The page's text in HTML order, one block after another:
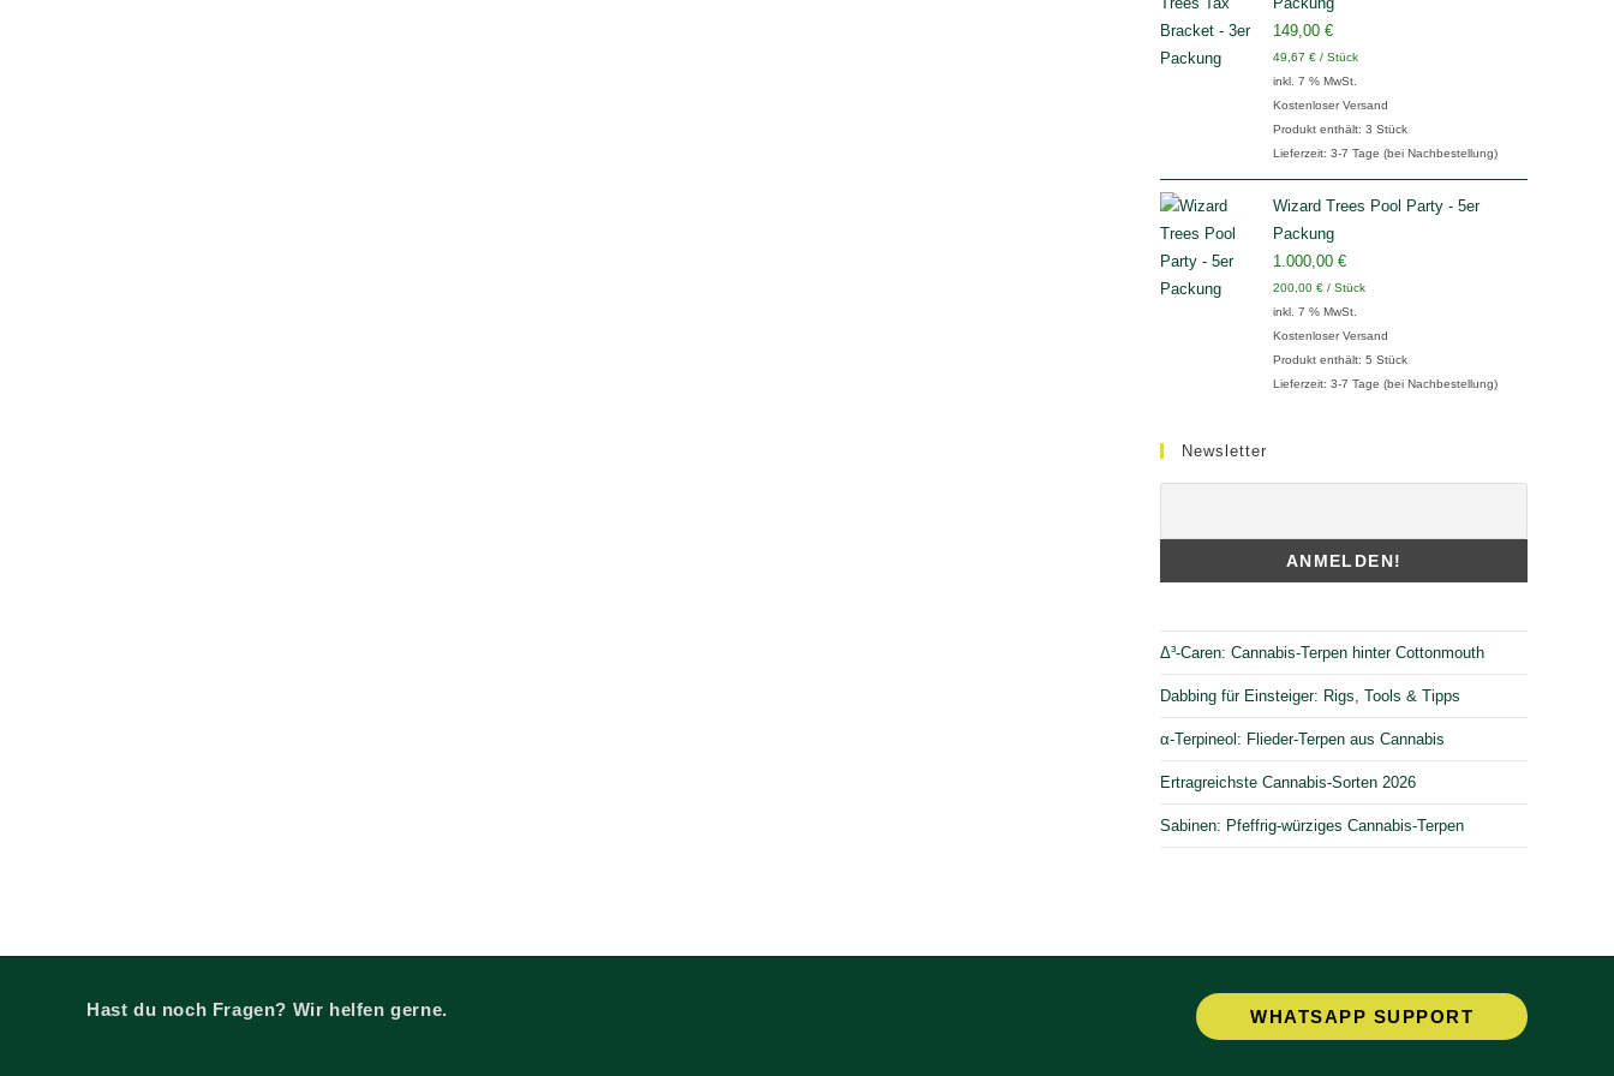
149,00 €
49,67 € / Stück
inkl. 7 % MwSt.
Kostenloser Versand
Produkt enthält: 3 Stück
Lieferzeit: 3-7 Tage (bei Nachbestellung)
Wizard Trees Pool Party - 5er
Packung
1.000,00 €
200,00 € / Stück
inkl. 7 % MwSt.
Kostenloser Versand
Produkt enthält: 5 Stück
Lieferzeit: 3-7 Tage (bei Nachbestellung)
Newsletter
Δ³-Caren: Cannabis-Terpen hinter Cottonmouth
Dabbing für Einsteiger: Rigs, Tools & Tipps
α-Terpineol: Flieder-Terpen aus Cannabis
Ertragreichste Cannabis-Sorten 2026
Sabinen: Pfeffrig-würziges Cannabis-Terpen
Hast du noch Fragen? Wir helfen gerne. WHATSAPP SUPPORT
Opens